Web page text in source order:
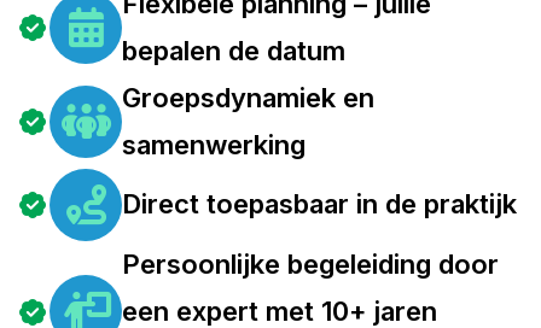
bepalen de datum
Groepsdynamiek en
samenwerking
Direct toepasbaar in de praktijk
Persoonlijke begeleiding door
een expert met 10+ jaren